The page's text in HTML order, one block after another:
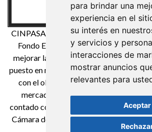
para brindar una
experiencia en el
su interés en
y servicios y
interacciones de
mostrar anuncios
relevantes para
Aceptar
CINPASA Cintas y Pasamanería S.A. ha
Fondo Europeo de Desarrollo
mejorar la competitividad de las Pymes
puesto en marcha un Plan de Marketing
con el objetivo de mejorar su
mercados exteriores durante el año
contado con el apoyo del Programa
Cámara de Comercio de Reus. Una